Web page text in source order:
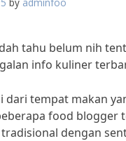
tahu belum nih
info kuliner
tempat makan
food blogger
dengan